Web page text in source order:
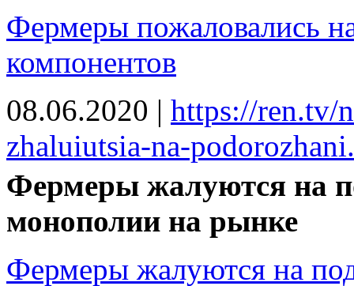
Фермеры пожаловались
компонентов
08.06.2020 | https://ren.tv/
zhaluiutsia-na-
Фермеры жалуются на
монополии на рынке
Фермеры жалуются на